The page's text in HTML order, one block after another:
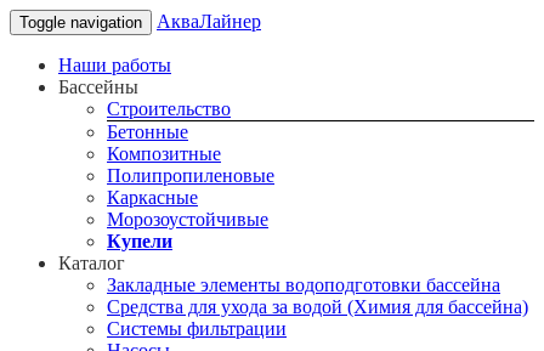
Toggle navigation АкваЛайнер
Наши работы
Бассейны
Строительство
Бетонные
Композитные
Полипропиленовые
Каркасные
Морозоустойчивые
Купели
Каталог
Закладные элементы водоподготовки бассейна
Средства для ухода за водой (Химия для бассейна)
Системы фильтрации